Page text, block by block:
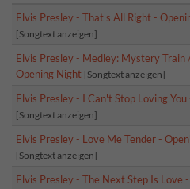
Elvis Presley - That's All Right -
[Songtext anzeigen]
Elvis Presley - Medley: Mystery Train
Opening Night [Songtext anzeigen]
Elvis Presley - I Can't Stop Loving
[Songtext anzeigen]
Elvis Presley - Love Me Tender -
[Songtext anzeigen]
Elvis Presley - The Next Step Is Love